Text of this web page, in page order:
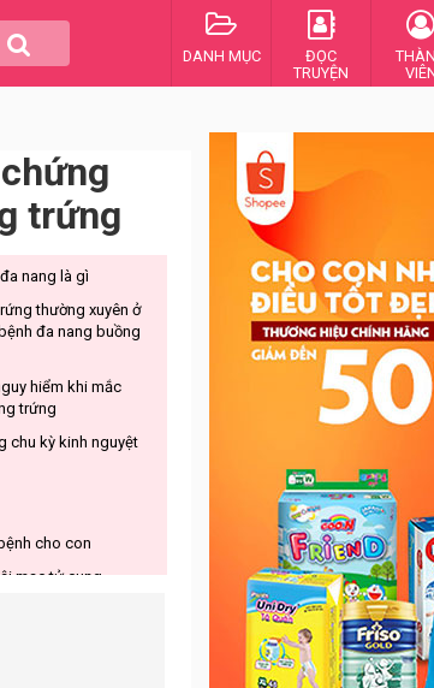
DANH MỤC
ĐỌC
TRUYỆN
trứng
nang là gì
thường xuyên ở
đa nang buồng
hiểm khi mắc
trứng
chu kỳ kinh nguyệt
cho con
mạc tử cung
năng rụng trứng khi